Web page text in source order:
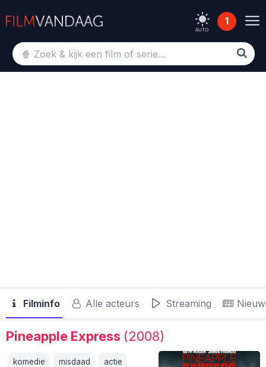
AUTO
1
Filminfo Alle acteurs Streaming
Pineapple Express (2008)
komedie misdaad actie